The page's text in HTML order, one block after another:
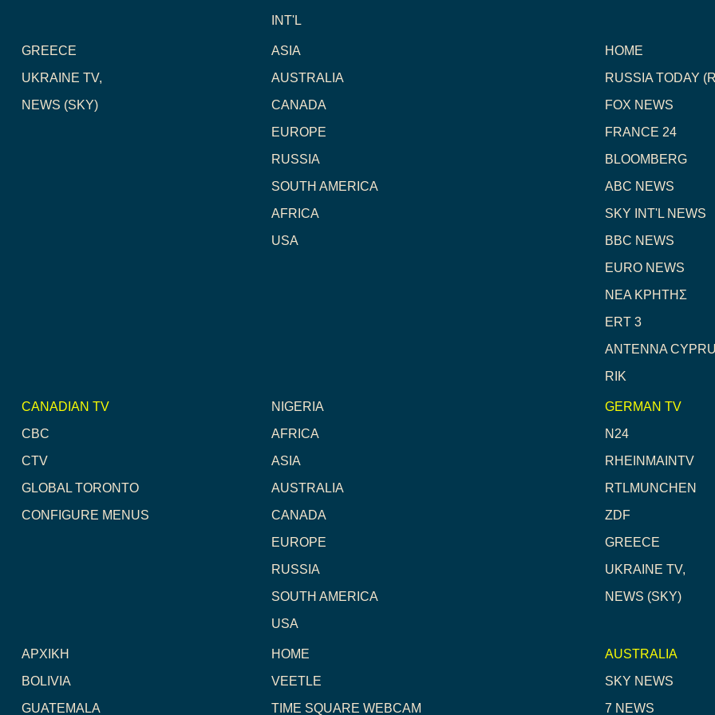
INT'L
GREECE
UKRAINE TV,
NEWS (SKY)
ASIA
AUSTRALIA
CANADA
EUROPE
RUSSIA
SOUTH AMERICA
AFRICA
USA
HOME
RUSSIA TODAY
FOX NEWS
FRANCE 24
BLOOMBERG
ABC NEWS
SKY INT'L NEWS
BBC NEWS
EURO NEWS
NEA ΚΡΗΤΗΣ
ERT 3
ANTENNA
RIK
CANADIAN TV
CBC
CTV
GLOBAL TORONTO
CONFIGURE MENUS
NIGERIA
AFRICA
ASIA
AUSTRALIA
CANADA
EUROPE
RUSSIA
SOUTH AMERICA
USA
GERMAN TV
N24
RHEINMAINTV
RTLMUNCHEN
ZDF
GREECE
UKRAINE TV,
NEWS (SKY)
ΑΡΧΙΚΗ
BOLIVIA
GUATEMALA
HOME
VEETLE
TIME SQUARE WEBCAM
AUSTRALIA
SKY NEWS
7 NEWS